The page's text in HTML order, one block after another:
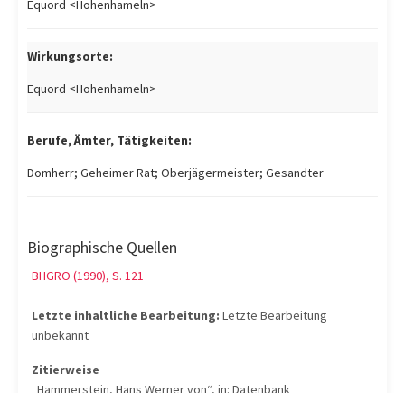
Equord <Hohenhameln>
Wirkungsorte:
Equord <Hohenhameln>
Berufe, Ämter, Tätigkeiten:
Domherr; Geheimer Rat; Oberjägermeister; Gesandter
Biographische Quellen
BHGRO (1990), S. 121
Letzte inhaltliche Bearbeitung: Letzte Bearbeitung
unbekannt
Zitierweise
„Hammerstein, Hans Werner von“, in: Datenbank